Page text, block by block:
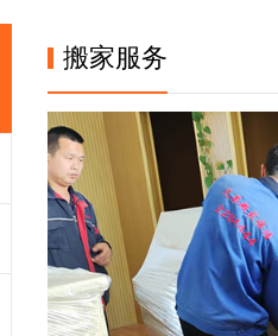
搬家服务